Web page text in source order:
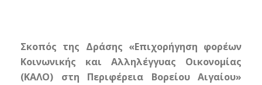
Σκοπός της Δράσης «Επιχορήγηση φορέων
Κοινωνικής και Αλληλέγγυας Οικονομίας
(ΚΑΛΟ) στη Περιφέρεια Βορείου Αιγαίου»